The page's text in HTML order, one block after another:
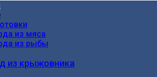
из мяса
из рыбы
из крыжовника